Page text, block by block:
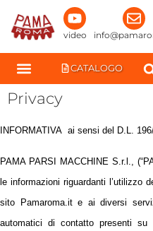
contenuto
video
CATALOGO
Privacy
INFORMATIVA ai sensi del D.L.
PAMA PARSI MACCHINE S.r.l.,
le informazioni riguardanti l’utilizzo
sito Pamaroma.it e ai diversi
automatici di contatto presenti su